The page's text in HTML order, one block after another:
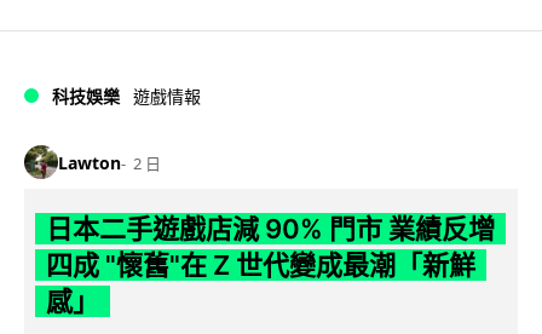
科技娛樂 遊戲情報
Lawton 2 日
日本二手遊戲店減 90% 門市 業績反增
四成 "懷舊"在 Z 世代變成最潮「新鮮
感」